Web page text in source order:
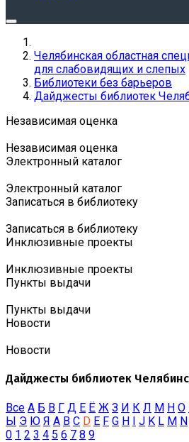
Челябинская областная
для слабовидящих и слепых
Библиотеки без барьеров
Дайджесты библиотек
Независимая оценка
Независимая оценка
Электронный каталог
Электронный каталог
Записаться в библиотеку
Записаться в библиотеку
Инклюзивные проекты
Инклюзивные проекты
Пункты выдачи
Пункты выдачи
Новости
Новости
Дайджесты библиотек
Все А Б В Г Д Е Ё Ж З И К Л М Н О
Ы Э Ю Я A B C D E F G H I J K L M N
0 1 2 3 4 5 6 7 8 9